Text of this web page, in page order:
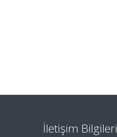
İletişim Bilgileri